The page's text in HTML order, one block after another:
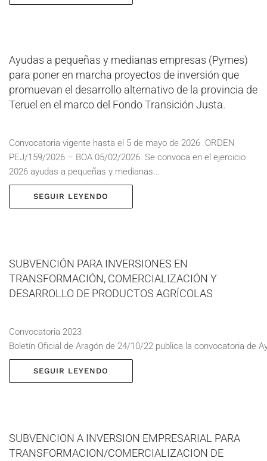
Ayudas a pequeñas y medianas empresas (Pymes)
para poner en marcha proyectos de inversión que
promuevan el desarrollo alternativo de la provincia de
Teruel en el marco del Fondo Transición Justa.
Convocatoria vigente hasta el 5 de mayo de 2026 ORDEN
PEJ/159/2026 – BOA 05/02/2026. Se convoca en el ejercicio
2026 ayudas a pequeñas y medianas...
SEGUIR LEYENDO
SUBVENCIÓN PARA INVERSIONES EN
TRANSFORMACIÓN, COMERCIALIZACIÓN Y
DESARROLLO DE PRODUCTOS AGRÍCOLAS
Convocatoria 2023
Boletín Oficial de Aragón de 24/10/22 publica la convocatoria de
SEGUIR LEYENDO
SUBVENCION A INVERSION EMPRESARIAL PARA
TRANSFORMACION/COMERCIALIZACION DE